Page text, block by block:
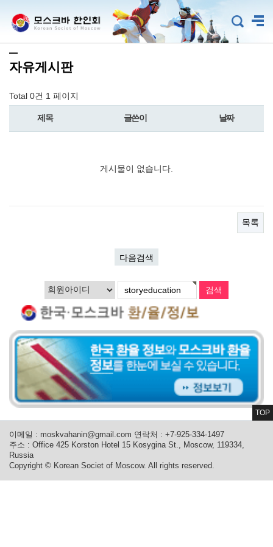
자유게시판
Total 0건 1 페이지
제목 글쓴이 날짜
게시물이 없습니다.
목록
다음검색
이메일 : moskvahanin@gmail.com 연락처 : +7-925-334-1497
주소 : Office 425 Korston Hotel 15 Kosygina St., Moscow, 119334,
Russia
Copyright © Korean Societ of Moscow. All rights reserved.
TOP